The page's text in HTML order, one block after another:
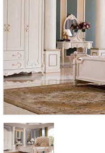
sách
Nội
Thất
Phòng
Khách
Sofa,
Bàn